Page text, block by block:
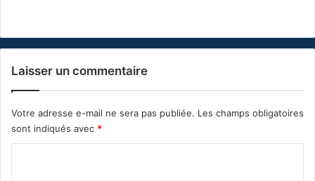
Laisser un commentaire
Votre adresse e-mail ne sera pas publiée. Les champs obligatoires
sont indiqués avec *